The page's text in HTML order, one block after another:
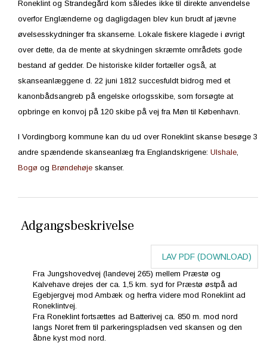
Roneklint og Strandegård kom således ikke til direkte anvendelse
overfor Englænderne og dagligdagen blev kun brudt af jævne
øvelsesskydninger fra skanserne. Lokale fiskere klagede i øvrigt
over dette, da de mente at skydningen skræmte områdets gode
bestand af gedder. De historiske kilder fortæller også, at
skanseanlæggene d. 22 juni 1812 succesfuldt bidrog med et
kanonbådsangreb på engelske orlogsskibe, som forsøgte at
opbringe en konvoj på 120 skibe på vej fra Møn til København.
I Vordingborg kommune kan du ud over Roneklint skanse besøge 3
andre spændende skanseanlæg fra Englandskrigene: Ulshale
Bogø og Brøndehøje skanser.
Adgangsbeskrivelse
LAV PDF (DOWNLOAD)
Fra Jungshovedvej (landevej 265) mellem Præstø og
Kalvehave drejes der ca. 1,5 km. syd for Præstø østpå ad
Egebjergvej mod Ambæk og herfra videre mod Roneklint ad
Roneklintvej.
Fra Roneklint fortsættes ad Batterivej ca. 850 m. mod nord
langs Noret frem til parkeringspladsen ved skansen og den
åbne kyst mod nord.